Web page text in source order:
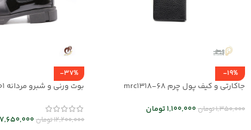
-19%
جاکارتی و کیف پول چرم mrc1318-68
1,350,000تومان1,100,000تومان
-37%
بوت ورنی و شبرو مردانه mrc117-01
12,200,000تومان7,650,000